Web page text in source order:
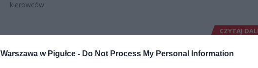
Warszawa w Pigułce - Do Not Process My Personal Information
kierowców
CZYTAJ